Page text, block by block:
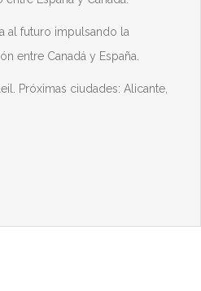
al futuro impulsando la
entre Canadá y España.
Próximas ciudades: Alicante,